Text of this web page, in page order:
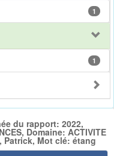
1
1
du rapport: 2022,
Domaine: ACTIVITE
Patrick, Mot clé: étang